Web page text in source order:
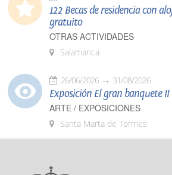
122 Becas de residencia con
gratuito
OTRAS ACTIVIDADES
Salamanca
26/06/2026 31/08/2026
Exposición El gran banquete II
ARTE / EXPOSICIONES
Santa Marta de Tormes